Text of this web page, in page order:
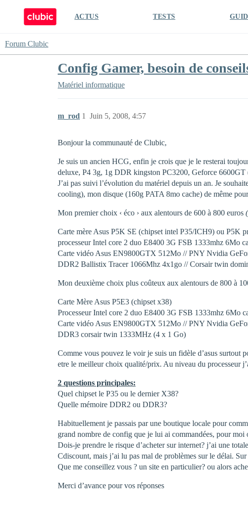
ACTUS TESTS
Forum Clubic
Config Gamer, besoin de
Matériel informatique
m_rod Juin 5, 2008, 4:57
1
Bonjour la communauté de Clubic,
Je suis un ancien HCG, enfin je crois que je le resterai
deluxe, P4 3g, 1g DDR kingston PC3200, Geforce 6600GT
J’ai pas suivi l’évolution du matériel depuis un an. Je
cooling), mon disque (160g PATA 8mo cache) de même
Mon premier choix ‹ éco › aux alentours de 600 à 800 euros
Carte mère Asus P5K SE (chipset intel P35/ICH9) ou P5K
processeur Intel core 2 duo E8400 3G FSB 1333mhz 6Mo
Carte vidéo Asus EN9800GTX 512Mo // PNY Nvidia
DDR2 Ballistix Tracer 1066Mhz 4x1go // Corsair twin
Mon deuxième choix plus coûteux aux alentours de 800 à
Carte Mère Asus P5E3 (chipset x38)
Processeur Intel core 2 duo E8400 3G FSB 1333mhz 6Mo
Carte vidéo Asus EN9800GTX 512Mo // PNY Nvidia
DDR3 corsair twin 1333MHz (4 x 1 Go)
Comme vous pouvez le voir je suis un fidèle d’asus surtout
etre le meilleur choix qualité/prix. Au niveau du processeur
2 questions principales:
Quel chipset le P35 ou le dernier X38?
Quelle mémoire DDR2 ou DDR3?
Habituellement je passais par une boutique locale pour
grand nombre de config que je lui ai commandées, pour
Dois-je prendre le risque d’acheter sur internet? j’ai une
Cdiscount, mais j’ai lu pas mal de problèmes sur le délai.
Que me conseillez vous ? un site en particulier? ou alors
Merci d’avance pour vos réponses